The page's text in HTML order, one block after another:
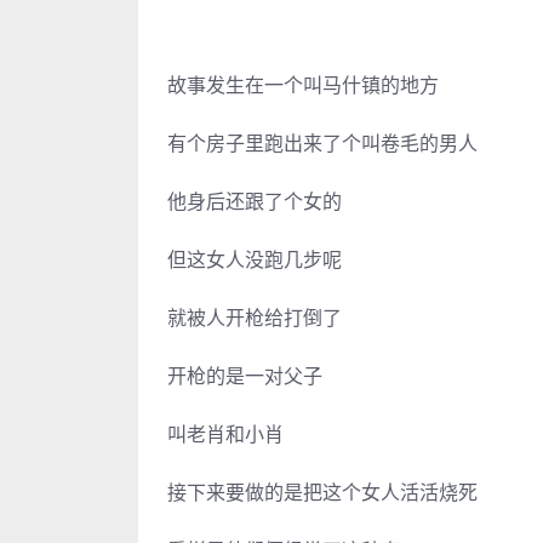
故事发生在一个叫马什镇的地方
有个房子里跑出来了个叫卷毛的男人
他身后还跟了个女的
但这女人没跑几步呢
就被人开枪给打倒了
开枪的是一对父子
叫老肖和小肖
接下来要做的是把这个女人活活烧死